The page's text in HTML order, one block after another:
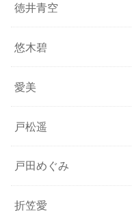
徳井青空
悠木碧
愛美
戸松遥
戸田めぐみ
折笠愛